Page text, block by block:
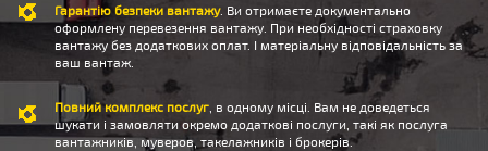
Гарантію безпеки вантажу. Ви отримаєте документально
оформлену перевезення вантажу. При необхідності страховку
вантажу без додаткових оплат. І матеріальну відповідальність за
ваш вантаж.
Повний комплекс послуг , в одному місці. Вам не доведеться
шукати і замовляти окремо додаткові послуги, такі як послуга
вантажників, муверов, такелажників і брокерів.